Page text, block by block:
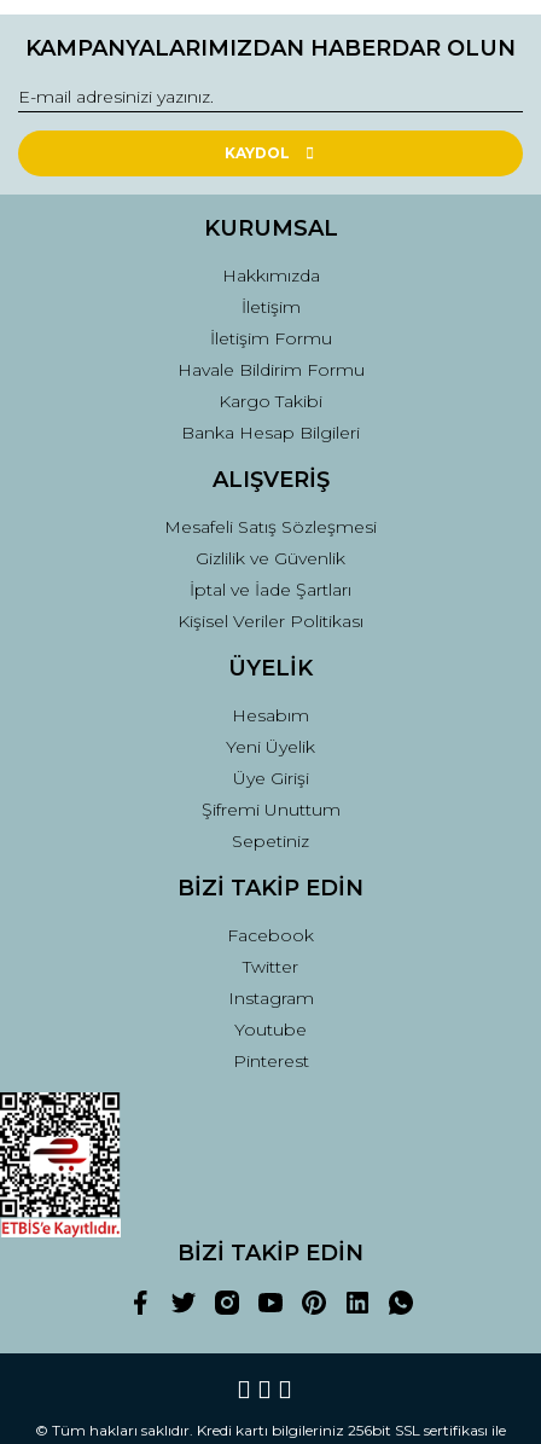
konularda yetersiz gördüğünüz noktaları öneri formunu
Görüş ve önerileriniz için teşekkür ederiz.
Ürün resmi kalitesiz, bozuk veya görüntülenemiyor.
Ürün açıklamasında eksik bilgiler bulunuyor.
Ürün fiyatı diğer sitelerden daha pahalı.
Gönder
KAMPANYALARIMIZDAN HABERDAR OLUN
KAYDOL
KURUMSAL
Hakkımızda
İletişim
İletişim Formu
Havale Bildirim Formu
Kargo Takibi
Banka Hesap Bilgileri
ALIŞVERİŞ
Mesafeli Satış Sözleşmesi
Gizlilik ve Güvenlik
İptal ve İade Şartları
Kişisel Veriler Politikası
ÜYELİK
Hesabım
Yeni Üyelik
Üye Girişi
Şifremi Unuttum
Sepetiniz
BİZİ TAKİP EDİN
Facebook
Twitter
Instagram
Youtube
Pinterest
BİZİ TAKİP EDİN
© Tüm hakları saklıdır. Kredi kartı bilgileriniz 256bit SSL sertifikası ile